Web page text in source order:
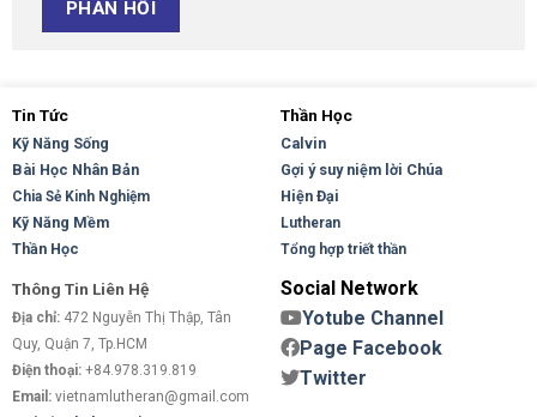
Tin Tức
Kỹ Năng Sống
Bài Học Nhân Bản
Chia Sẻ Kinh Nghiệm
Kỹ Năng Mềm
Thần Học
Thần Học
Calvin
Gợi ý suy niệm lời Chúa
Hiện Đại
Lutheran
Tổng hợp triết thần
Thông Tin Liên Hệ
Địa chỉ: 472 Nguyễn Thị Thập, Tân
Quy, Quận 7, Tp.HCM
Điện thoại: +84.978.319.819
Email: vietnamlutheran@gmail.com
Social Network
Yotube Channel
Page Facebook
Twitter